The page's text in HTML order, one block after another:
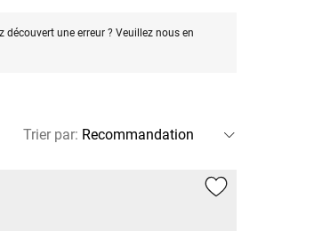
découvert une erreur ? Veuillez nous en
Trier par: